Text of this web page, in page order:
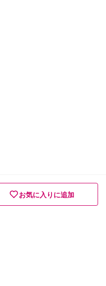
お気に入りに追加